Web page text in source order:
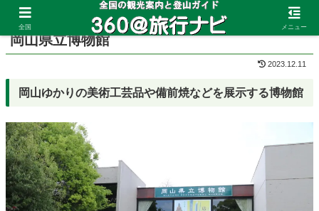
ホーム 岡山県 岡山市
岡山県立博物館
2023.12.11
岡山ゆかりの美術工芸品や備前焼などを展示する博物館
全国 メニュー